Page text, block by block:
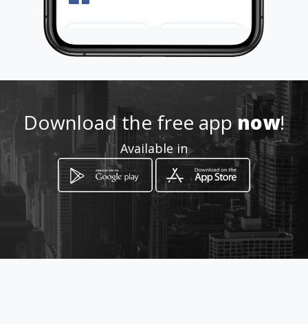
geral@wendeb.pt
263851014
http://www.wendeb.pt
-
Download the free appnow!
Available in